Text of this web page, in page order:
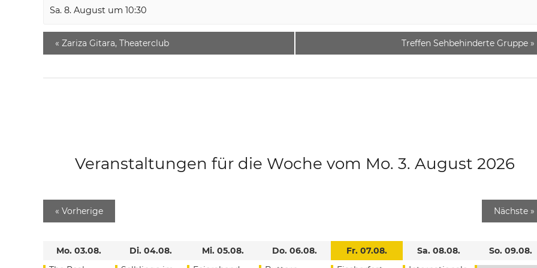
Sa. 8. August um 10:30
« Zariza Gitara, Theaterclub Treffen Sehbehinderte Gruppe »
Veranstaltungen für die Woche vom Mo. 3. August 2026
« Vorherige Nächste »
Mo. 03.08.
Di. 04.08.
Mi. 05.08.
Do. 06.08.
Fr. 07.08.
Sa. 08.08.
So. 09.08.